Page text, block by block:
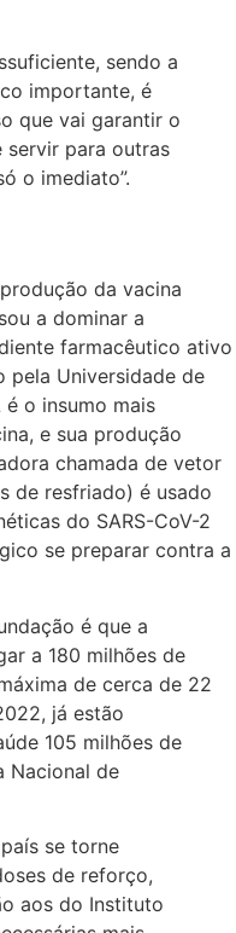
sendo a
importante, é
que vai garantir o
servir para outras
o imediato”.
da vacina
a dominar a
farmacêutico ativo
pela Universidade de
é o insumo mais
e sua produção
chamada de vetor
de resfriado) é usado
do SARS-CoV-2
se preparar contra a
é que a
a 180 milhões de
de cerca de 22
já estão
105 milhões de
Nacional de
se torne
de reforço,
aos do Instituto